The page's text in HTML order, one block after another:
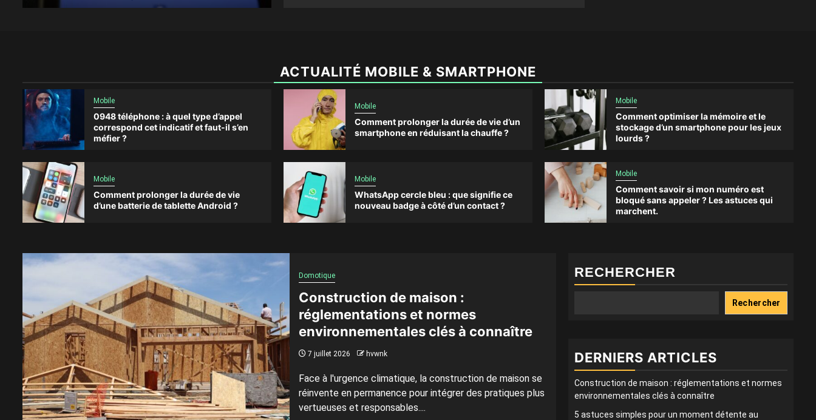
ACTUALITÉ MOBILE & SMARTPHONE
Mobile
0948 téléphone : à quel type d’appel
correspond cet indicatif et faut-il s’en
méfier ?
Mobile
Comment prolonger la durée de vie d’un
smartphone en réduisant la chauffe ?
Mobile
Comment optimiser la mémoire et le
stockage d’un smartphone pour les jeux
lourds ?
Mobile
Comment prolonger la durée de vie
d’une batterie de tablette Android ?
Mobile
WhatsApp cercle bleu : que signifie ce
nouveau badge à côté d’un contact ?
Mobile
Comment savoir si mon numéro est
bloqué sans appeler ? Les astuces qui
marchent.
Domotique
Construction de maison :
réglementations et normes
environnementales clés à connaître
7 juillet 2026 hvwnk
Face à l'urgence climatique, la construction de maison se
réinvente en permanence pour intégrer des pratiques plus
vertueuses et responsables....
RECHERCHER
Rechercher
DERNIERS ARTICLES
Construction de maison : réglementations et normes
environnementales clés à connaître
5 astuces simples pour un moment détente au